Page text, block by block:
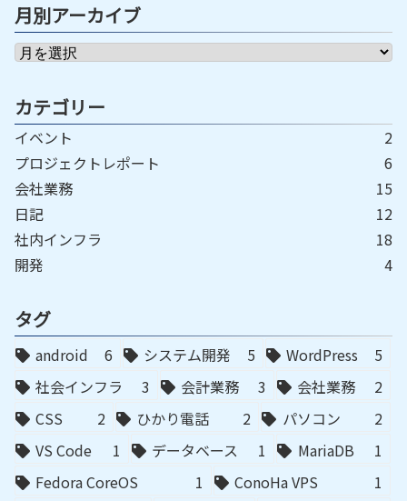
月別アーカイブ
カテゴリー
イベント
2
プロジェクトレポート
6
会社業務
15
日記
12
社内インフラ
18
開発
4
タグ
android 6 システム開発 5 WordPress
5
社会インフラ
3 会計業務 3 会社業務
2
CSS
2 ひかり電話 2 パソコン
2
VS Code
1 データベース 1 MariaDB
1
Fedora CoreOS
1 ConoHa VPS 1